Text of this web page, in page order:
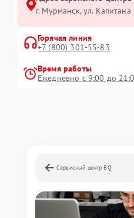
г. Мурманск, ул.
Горячая линия
+7 (800) 301-55-83
Время работы
Ежедневно с 9:00 до
Сервисный центр BQ